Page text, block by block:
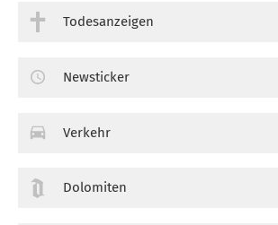
Todesanzeigen
Newsticker
Verkehr
Dolomiten